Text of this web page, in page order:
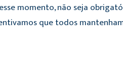
momento, não seja
que todos